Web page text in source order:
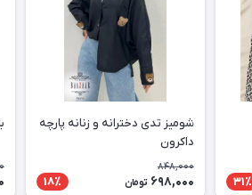
31٪
شومیز تدی دخترانه و زنانه پارچه
داکرون
848,000
698,000 تومان 18٪